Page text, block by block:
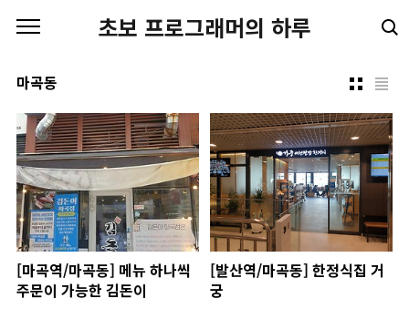
초보 프로그래머의 하루
마곡동
[마곡역/마곡동] 메뉴 하나씩
주문이 가능한 김돈이
[발산역/마곡동] 한정식집 거
궁